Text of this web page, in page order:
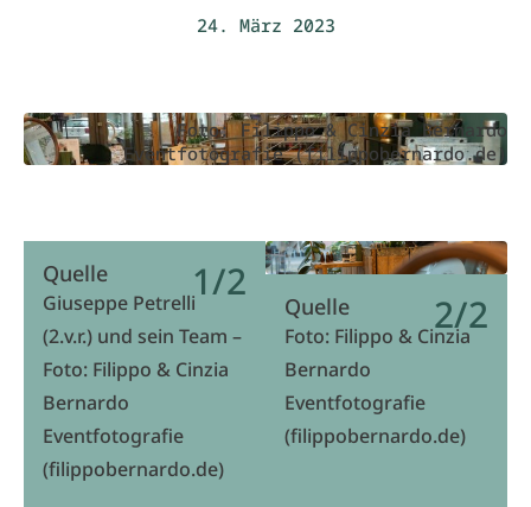
24. März 2023
Foto: Filippo & Cinzia Bernardo
Eventfotografie (filippobernardo.de)
1/2
Quelle
Giuseppe Petrelli
(2.v.r.) und sein Team –
Foto: Filippo & Cinzia
Bernardo
Eventfotografie
(filippobernardo.de)
2/2
Quelle
Foto: Filippo & Cinzia
Bernardo
Eventfotografie
(filippobernardo.de)